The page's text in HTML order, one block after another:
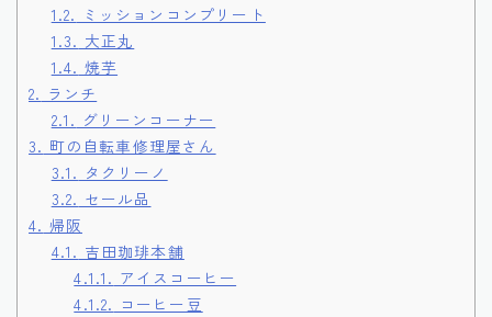
1.2. ミッションコンプリート
1.3. 大正丸
1.4. 焼芋
2. ランチ
2.1. グリーンコーナー
3. 町の自転車修理屋さん
3.1. タクリーノ
3.2. セール品
4. 帰阪
4.1. 吉田珈琲本舗
4.1.1. アイスコーヒー
4.1.2. コーヒー豆